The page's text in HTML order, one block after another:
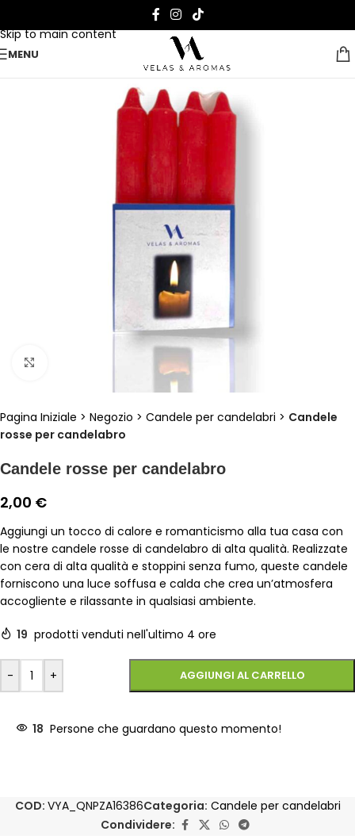
Skip to main content
MENU
Pagina Iniziale > Negozio > Candele per candelabri > Candele
rosse per candelabro
Candele rosse per candelabro
2,00 €
Aggiungi un tocco di calore e romanticismo alla tua casa con
le nostre candele rosse di candelabro di alta qualità. Realizzate
con cera di alta qualità e stoppini senza fumo, queste candele
forniscono una luce soffusa e calda che crea un’atmosfera
accogliente e rilassante in qualsiasi ambiente.
19 prodotti venduti nell'ultimo 4 ore
- + AGGIUNGI AL CARRELLO
18 Persone che guardano questo momento!
COD: VYA_QNPZA16386Categoria: Candele per candelabri
Condividere: